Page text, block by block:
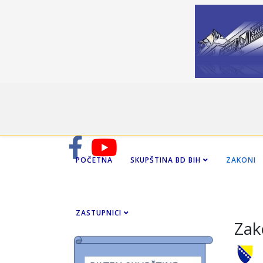
POČETNA SKUPŠTINA BD BIH ZAKONI
ZASTUPNICI